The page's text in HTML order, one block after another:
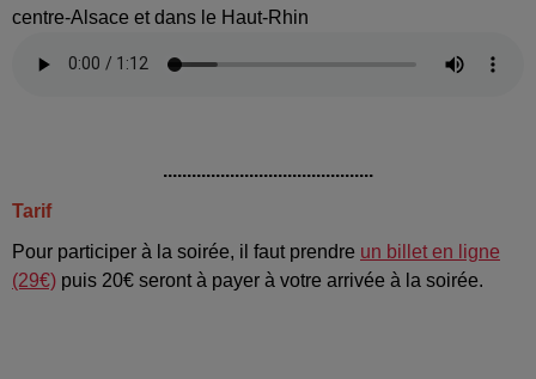
centre-Alsace et dans le Haut-Rhin
............................................
Tarif
Pour participer à la soirée, il faut prendre un billet en ligne
(29€) puis 20€ seront à payer à votre arrivée à la soirée.